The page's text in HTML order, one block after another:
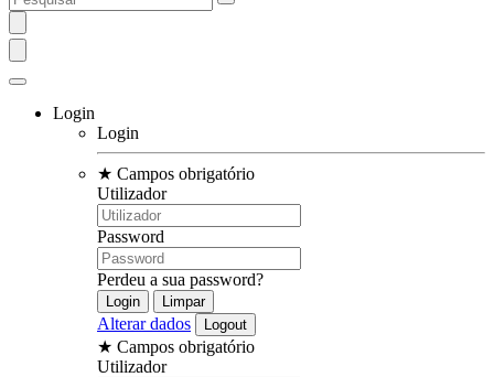
Login
Login
★ Campos obrigatório
Utilizador
Password
Perdeu a sua password?
Alterar dados
★ Campos obrigatório
Utilizador